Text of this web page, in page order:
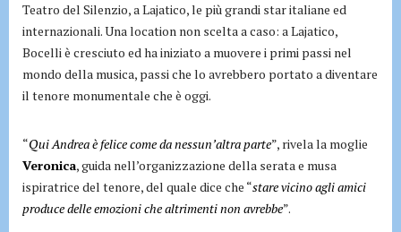
Teatro del Silenzio, a Lajatico, le più grandi star italiane ed
internazionali. Una location non scelta a caso: a Lajatico,
Bocelli è cresciuto ed ha iniziato a muovere i primi passi nel
mondo della musica, passi che lo avrebbero portato a diventare
il tenore monumentale che è oggi.
“Qui Andrea è felice come da nessun’altra parte”, rivela la moglie
Veronica, guida nell’organizzazione della serata e musa
ispiratrice del tenore, del quale dice che “stare vicino agli amici
produce delle emozioni che altrimenti non avrebbe”.